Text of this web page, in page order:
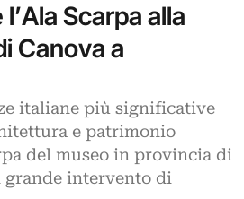
Scarpa alla
Canova a
italiane più significative
e patrimonio
del museo in provincia di
grande intervento di